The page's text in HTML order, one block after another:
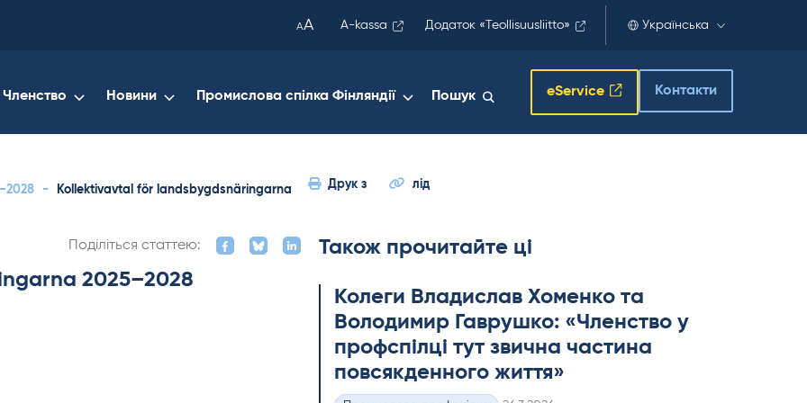
AA A-kassa Додаток «Teollisuusliitto» Українська
Членство Новини Промислова спілка Фінляндії Пошук eService Контакти
-
Kollektivavtal för landsbygdsnäringarna
Друк з лід
Поділіться статтею:
2025–2028
Також прочитайте ці
Колеги Владислав Хоменко та
Володимир Гаврушко: «Членство у
профспілці тут звична частина
повсякденного життя»
your
clipboard.)